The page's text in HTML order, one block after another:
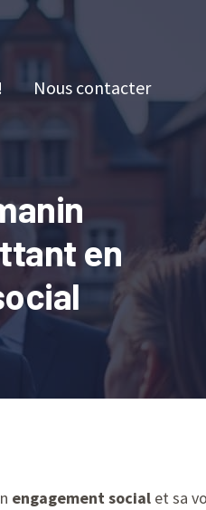
Nous contacter
en
engagement social et sa